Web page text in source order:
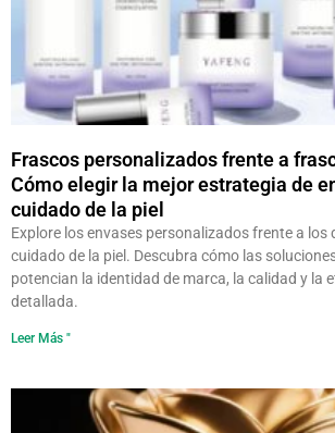
Frascos personalizados frente a
Cómo elegir la mejor estrategia de
cuidado de la piel
Explore los envases personalizados frente a los
cuidado de la piel. Descubra cómo las
potencian la identidad de marca, la calidad y la
detallada.
Leer Más "